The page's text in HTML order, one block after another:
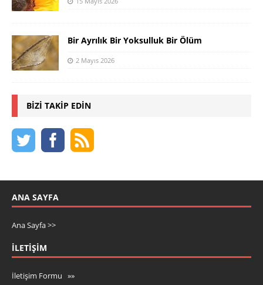
Bir Ayrılık Bir Yoksulluk Bir Ölüm
2 Mayıs 2026
BIZI TAKIP EDIN
ANA SAYFA
Ana Sayfa >>
İLETIŞIM
İletişim Formu »»